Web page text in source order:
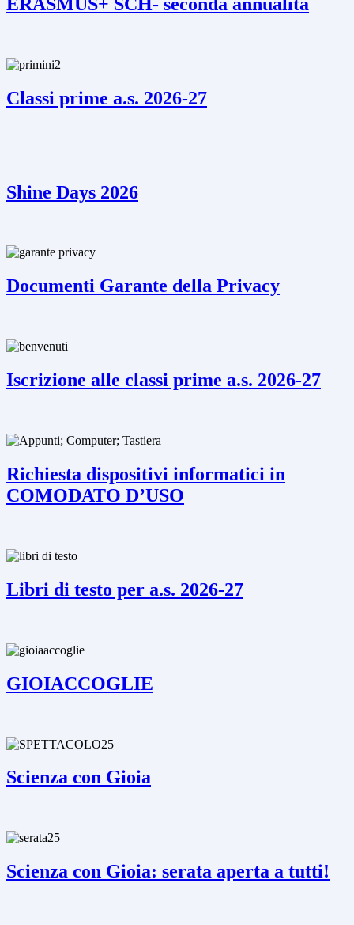
Classi prime a.s. 2026-27
Shine Days 2026
Documenti Garante della Privacy
Iscrizione alle classi prime a.s. 2026-27
Richiesta dispositivi informatici in
COMODATO D’USO
Libri di testo per a.s. 2026-27
GIOIACCOGLIE
Scienza con Gioia
Scienza con Gioia: serata aperta a tutti!